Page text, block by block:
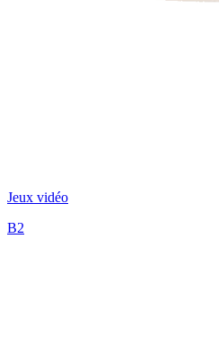
Jeux vidéo
B2